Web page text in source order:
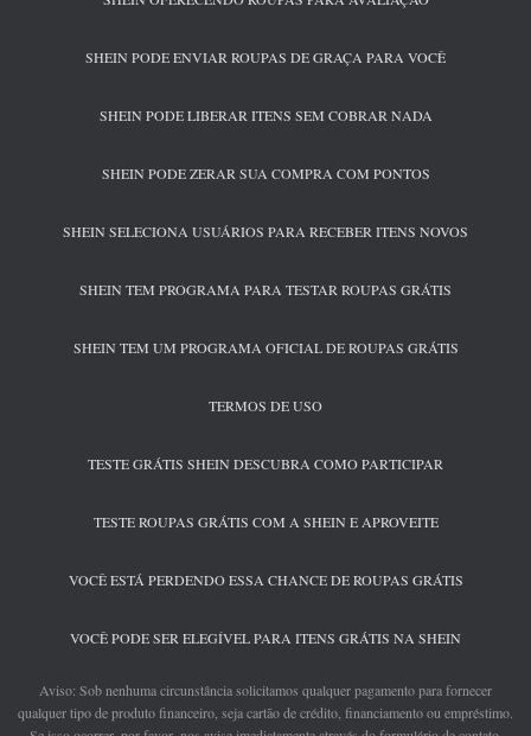
SHEIN PODE ENVIAR ROUPAS DE GRAÇA PARA VOCÊ
SHEIN PODE LIBERAR ITENS SEM COBRAR NADA
SHEIN PODE ZERAR SUA COMPRA COM PONTOS
SHEIN SELECIONA USUÁRIOS PARA RECEBER ITENS NOVOS
SHEIN TEM PROGRAMA PARA TESTAR ROUPAS GRÁTIS
SHEIN TEM UM PROGRAMA OFICIAL DE ROUPAS GRÁTIS
TERMOS DE USO
TESTE GRÁTIS SHEIN DESCUBRA COMO PARTICIPAR
TESTE ROUPAS GRÁTIS COM A SHEIN E APROVEITE
VOCÊ ESTÁ PERDENDO ESSA CHANCE DE ROUPAS GRÁTIS
VOCÊ PODE SER ELEGÍVEL PARA ITENS GRÁTIS NA SHEIN
Aviso: Sob nenhuma circunstância solicitamos qualquer pagamento para fornecer
qualquer tipo de produto financeiro, seja cartão de crédito, financiamento ou empréstimo.